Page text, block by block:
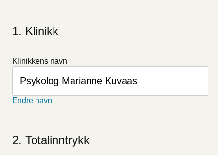
Klinikk
Klinikkens navn
Endre navn
Totalinntrykk